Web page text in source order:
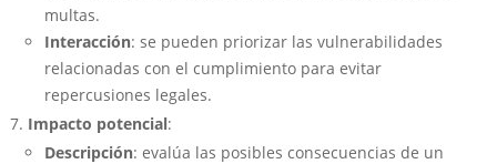
multas.
Interacción: se pueden priorizar las vulnerabilidades
relacionadas con el cumplimiento para evitar
repercusiones legales.
Impacto potencial:
Descripción: evalúa las posibles consecuencias de un